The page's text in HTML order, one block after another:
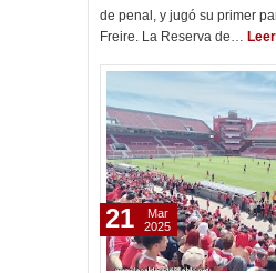
de penal, y jugó su primer
Freire. La Reserva de…
21
Mar
2025